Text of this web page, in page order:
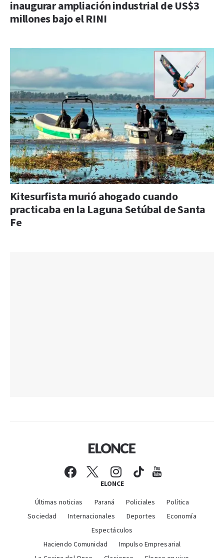
inaugurar ampliación industrial de US$3
millones bajo el RINI
Kitesurfista murió ahogado cuando
practicaba en la Laguna Setúbal de Santa
Fe
ELONCE
Últimas noticias Paraná Policiales
Política
Sociedad
Internacionales Deportes
Economía
Espectáculos
Haciendo Comunidad
Impulso Empresarial